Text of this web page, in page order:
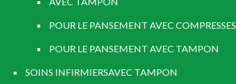
POUR LE PANSEMENT AVEC COMPRESSES
POUR LE PANSEMENT AVEC TAMPON
SOINS INFIRMIERSAVEC TAMPON